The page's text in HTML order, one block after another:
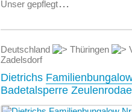
Unser gepflegt...
Deutschland Thüringen
Zadelsdorf
Dietrichs
Badetalsperre